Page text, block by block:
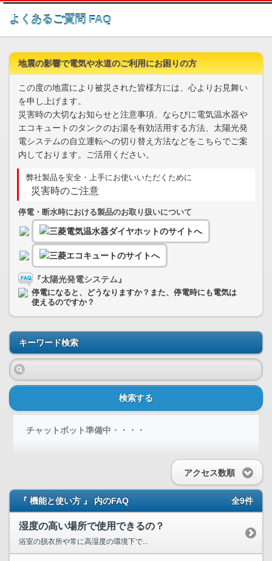
このページの本文へ
よくあるご質問 FAQ
地震の影響で電気や水道のご利用にお困りの方
この度の地震により被災された皆様方には、心よりお見舞い
を申し上げます。
災害時の大切なお知らせと注意事項、ならびに電気温水器や
エコキュートのタンクのお湯を有効活用する方法、太陽光発
電システムの自立運転への切り替え方法などをこちらでご案
内しております。ご活用ください。
弊社製品を安全・上手にお使いいただくために
災害時のご注意
停電・断水時における製品のお取り扱いについて
『太陽光発電システム』
停電になると、どうなりますか？また、停電時にも電気は
使えるのですか？
キーワード検索
検索する
チャットボット準備中・・・・
アクセス数順
『 機能と使い方 』 内のFAQ 全9件
湿度の高い場所で使用できるの？
浴室の脱衣所や常に高湿度の環境下で...